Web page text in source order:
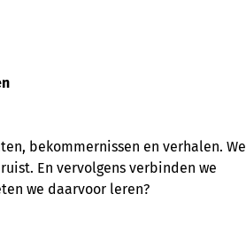
bekommernissen en verhalen. We
En vervolgens verbinden we
we daarvoor leren?